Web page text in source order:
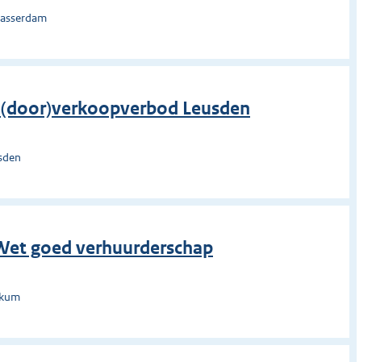
Leusden
goed verhuurderschap